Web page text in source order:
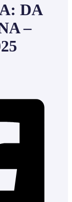
DA
–